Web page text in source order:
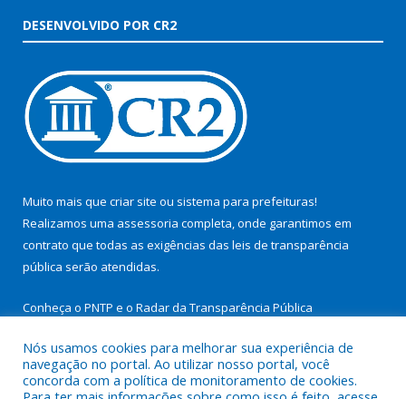
DESENVOLVIDO POR CR2
Muito mais que criar site ou sistema para prefeituras!
Realizamos uma assessoria completa, onde garantimos em
contrato que todas as exigências das leis de transparência
pública serão atendidas.
Conheça o PNTP e o Radar da Transparência Pública
Nós usamos cookies para melhorar sua experiência de
navegação no portal. Ao utilizar nosso portal, você
concorda com a política de monitoramento de cookies.